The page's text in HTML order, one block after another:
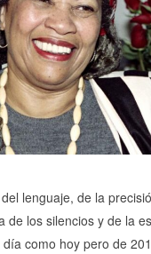
lenguaje, de la
de los silencios y de la
como hoy pero de